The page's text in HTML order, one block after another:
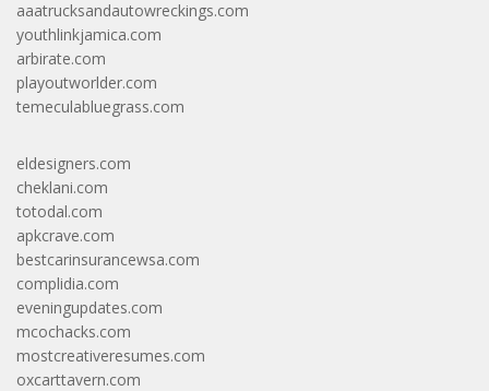
aaatrucksandautowreckings.com
youthlinkjamica.com
arbirate.com
playoutworlder.com
temeculabluegrass.com
eldesigners.com
cheklani.com
totodal.com
apkcrave.com
bestcarinsurancewsa.com
complidia.com
eveningupdates.com
mcochacks.com
mostcreativeresumes.com
oxcarttavern.com